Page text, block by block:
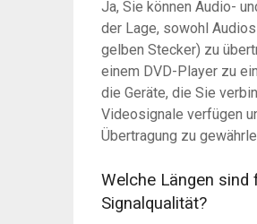
Ja, Sie können Audio-
der Lage, sowohl
gelben Stecker) zu
einem DVD-Player zu
die Geräte, die Sie
Videosignale verfügen
Übertragung zu
Welche Längen sind
Signalqualität?